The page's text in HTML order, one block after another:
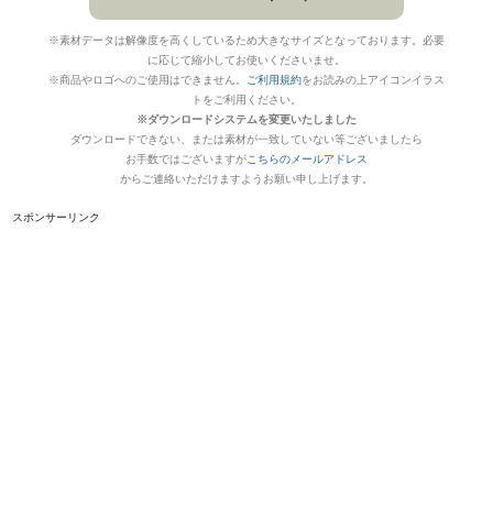
※素材データは解像度を高くしているため大きなサイズとなっております。必要
に応じて縮小してお使いくださいませ。
※商品やロゴへのご使用はできません。
ご利用規約をお読みの上アイコンイラス
トをご利用ください。
※ダウンロードシステムを変更いたしました
ダウンロードできない、または素材が一致していない等ございましたら
お手数ではございますがこちらのメールアドレス
からご連絡いただけますようお願い申し上げます。
スポンサーリンク